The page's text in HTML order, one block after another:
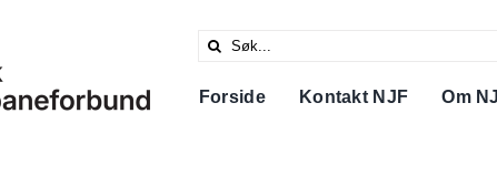
Search
Forside
Kontakt NJF Om